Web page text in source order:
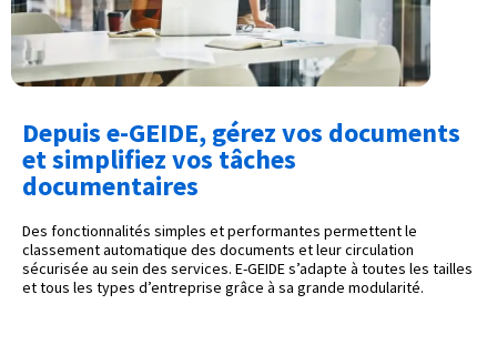
Depuis e-GEIDE, gérez vos documents
et simplifiez vos tâches
documentaires
Des fonctionnalités simples et performantes permettent le
classement automatique des documents et leur circulation
sécurisée au sein des services. E-GEIDE s’adapte à toutes les tailles
et tous les types d’entreprise grâce à sa grande modularité.